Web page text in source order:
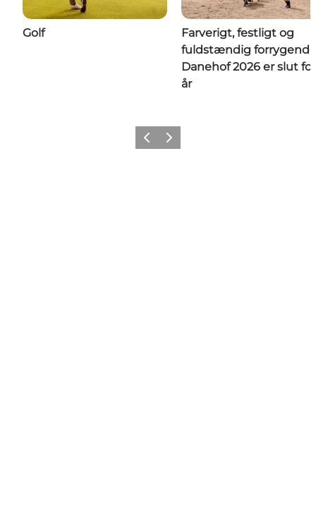
Golf
Farverigt, festligt og
fuldstændig
Danehof 2026 er slut
år
ForrigeNæste